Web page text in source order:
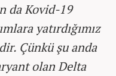
da Kovid-19
yatırdığımız
Çünkü şu anda
olan Delta